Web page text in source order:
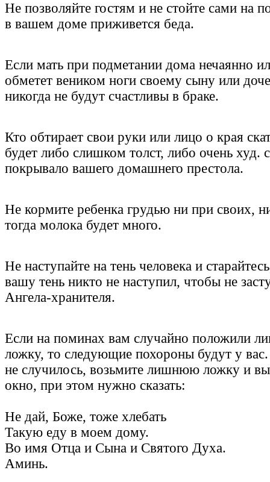
Не позволяйте гостям и не стойте сами на
в вашем доме приживется беда.
Если мать при подметании дома нечаянно
обметет веником ноги своему сыну или
никогда не будут счастливы в браке.
Кто обтирает свои руки или лицо о края
будет либо слишком толст, либо очень худ.
покрывало вашего домашнего престола.
Не кормите ребенка грудью ни при своих,
тогда молока будет много.
Не наступайте на тень человека и
вашу тень никто не наступил, чтобы не
Ангела-хранителя.
Если на поминах вам случайно положили
ложку, то следующие похороны будут у
не случилось, возьмите лишнюю ложку и
окно, при этом нужно сказать:
Не дай, Боже, тоже хлебать
Такую еду в моем дому.
Во имя Отца и Сына и Святого Духа.
Аминь.